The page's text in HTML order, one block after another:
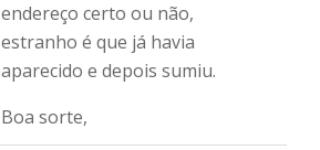
endereço certo ou não,
estranho é que já havia
aparecido e depois sumiu.
Boa sorte,